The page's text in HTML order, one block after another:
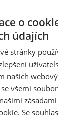
prodejně v Opavě
Centrální sklad 20
o
údajích
stránky
našich
všemi
Se